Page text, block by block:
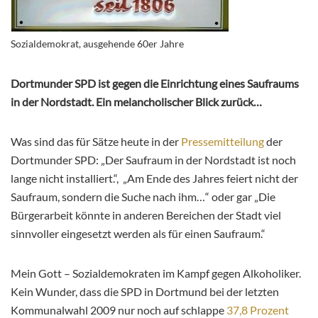
Sozialdemokrat, ausgehende 60er Jahre
Dortmunder SPD ist gegen die Einrichtung eines Saufraums
in der Nordstadt. Ein melancholischer Blick zurück…
Was sind das für Sätze heute in der Pressemitteilungder
Dortmunder SPD: „Der Saufraum in der Nordstadt ist noch
lange nicht installiert.“, „Am Ende des Jahres feiert nicht der
Saufraum, sondern die Suche nach ihm…“ oder gar „Die
Bürgerarbeit könnte in anderen Bereichen der Stadt viel
sinnvoller eingesetzt werden als für einen Saufraum.“
Mein Gott – Sozialdemokraten im Kampf gegen Alkoholiker.
Kein Wunder, dass die SPD in Dortmund bei der letzten
Kommunalwahl 2009 nur noch auf schlappe 37,8 Prozent